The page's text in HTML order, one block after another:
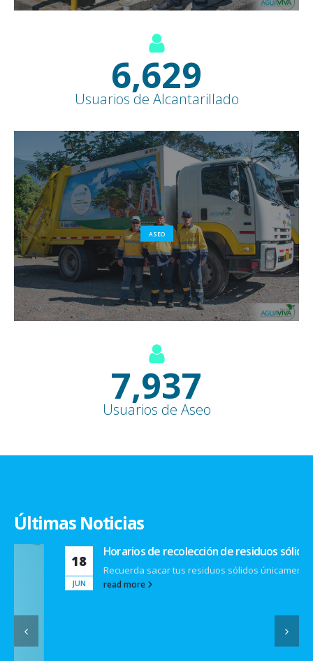
7,600+
Usuarios de Alcantarillado
ASEO
9,100+
Usuarios de Aseo
Últimas Noticias
Horarios de recolección de residuos sólidos
Recuerda sacar tus residuos sólidos únicamente en los...
read more